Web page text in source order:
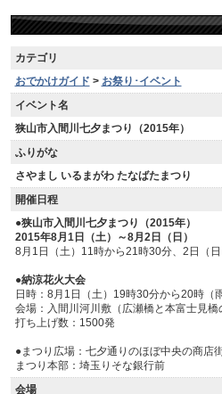
カテゴリ
おでかけガイド > お祭り･イベント
イベント名
狭山市入間川七夕まつり（2015年）
ふりがな
さやまし いるまがわ たなばたまつり
開催日程
●狭山市入間川七夕まつり（2015年）
2015年8月1日（土）～8月2日（日）
8月1日（土）11時から21時30分、2日（
●納涼花火大会
日時：8月1日（土）19時30分から20時（
会場：入間川河川敷（広瀬橋と本富士見橋
打ち上げ数：1500発
●まつり広場：七夕通りのほぼ中央の商店
まつり本部：埼玉りそな銀行前
会場